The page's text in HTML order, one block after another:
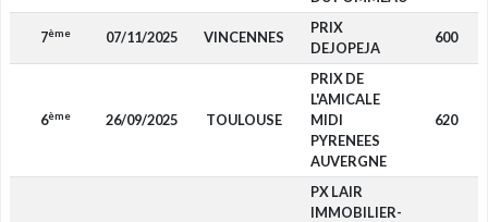
7ème 07/11/2025 VINCENNES
PRIX
DEJOPEJA
600
6ème 26/09/2025 TOULOUSE
PRIX DE
L'AMICALE
MIDI
PYRENEES
AUVERGNE
620
PX LAIR
IMMOBILIER-